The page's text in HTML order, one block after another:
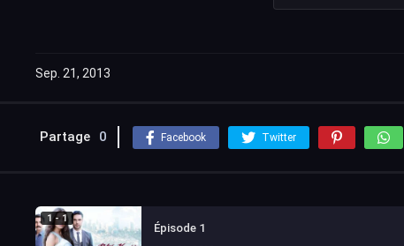
Sep. 21, 2013
Partage 0 Facebook Twitter
1 - 1
Épisode 1